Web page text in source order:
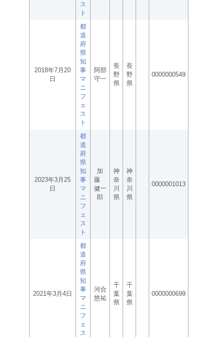
ス
ト
2018年7月20
日
都
道
府
県
知
事
マ
ニ
フ
ェ
ス
ト
阿部
守一
長
野
県
長
野
県
0000000549
2023年3月25
日
都
道
府
県
知
事
マ
ニ
フ
ェ
ス
ト
加
藤
健一
郎
神
奈
川
県
神
奈
川
県
0000001013
2021年3月4日
都
道
府
県
知
事
マ
ニ
フ
ェ
ス
河合
悠祐
千
葉
県
千
葉
県
0000000699